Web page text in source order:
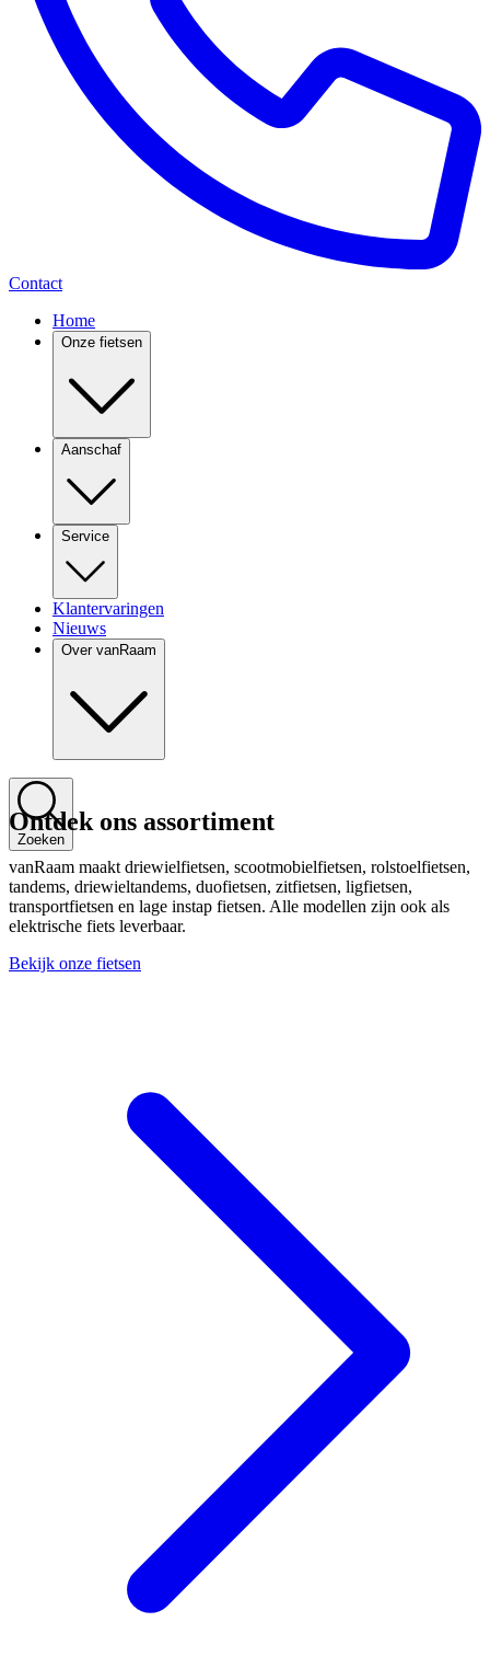
Contact
Home
Onze fietsen
Aanschaf
Service
Klantervaringen
Nieuws
Over vanRaam
Zoeken
Ontdek ons assortiment
vanRaam maakt driewielfietsen, scootmobielfietsen, rolstoelfietsen,
tandems, driewieltandems, duofietsen, zitfietsen, ligfietsen,
transportfietsen en lage instap fietsen. Alle modellen zijn ook als
elektrische fiets leverbaar.
Bekijk onze fietsen